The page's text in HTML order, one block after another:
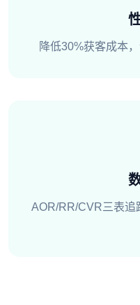
降低30%获客成本
AOR/RR/CVR三表追